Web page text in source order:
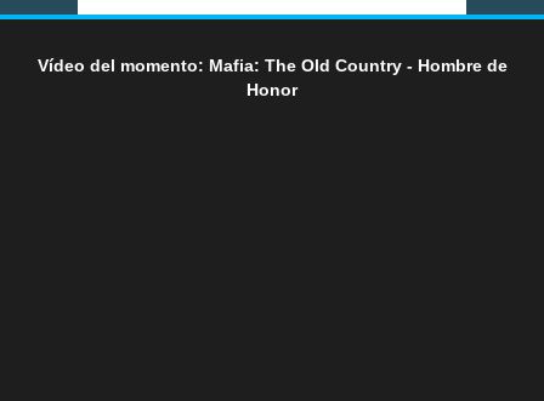
Vídeo del momento: Mafia: The Old Country - Hombre de
Honor